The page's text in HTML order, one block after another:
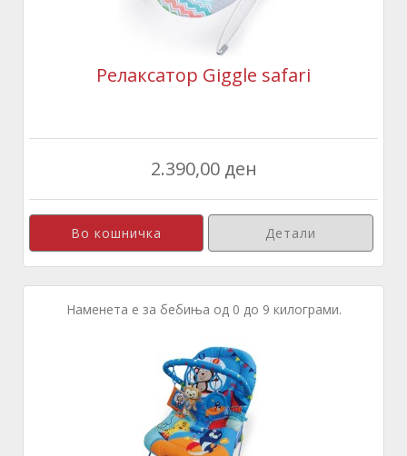
Релаксатор Giggle safari
2.390,00 ден
Детали
Наменета е за бебиња од 0 до 9 килограми.